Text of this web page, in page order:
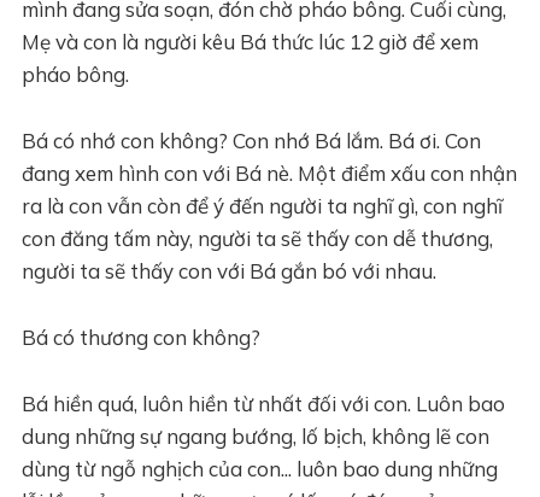
mình đang sửa soạn, đón chờ pháo bông. Cuối cùng,
Mẹ và con là người kêu Bá thức lúc 12 giờ để xem
pháo bông.
Bá có nhớ con không? Con nhớ Bá lắm. Bá ơi. Con
đang xem hình con với Bá nè. Một điểm xấu con nhận
ra là con vẫn còn để ý đến người ta nghĩ gì, con nghĩ
con đăng tấm này, người ta sẽ thấy con dễ thương,
người ta sẽ thấy con với Bá gắn bó với nhau.
Bá có thương con không?
Bá hiền quá, luôn hiền từ nhất đối với con. Luôn bao
dung những sự ngang bướng, lố bịch, không lẽ con
dùng từ ngỗ nghịch của con... luôn bao dung những